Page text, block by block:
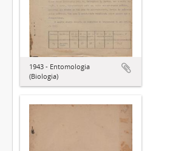
1943 - Entomologia
(Biologia)